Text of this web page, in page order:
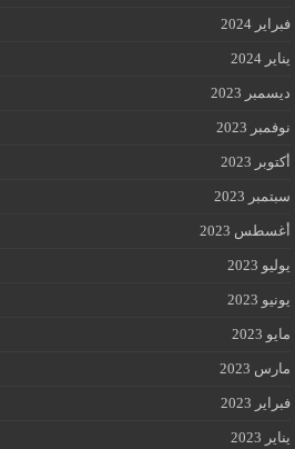
فبراير 2024
يناير 2024
ديسمبر 2023
نوفمبر 2023
أكتوبر 2023
سبتمبر 2023
أغسطس 2023
يوليو 2023
يونيو 2023
مايو 2023
مارس 2023
فبراير 2023
يناير 2023